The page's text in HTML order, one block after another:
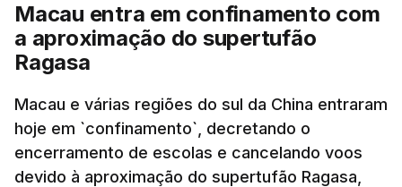
Macau entra em confinamento com
a aproximação do supertufão
Ragasa
Macau e várias regiões do sul da China entraram
hoje em `confinamento`, decretando o
encerramento de escolas e cancelando voos
devido à aproximação do supertufão Ragasa,